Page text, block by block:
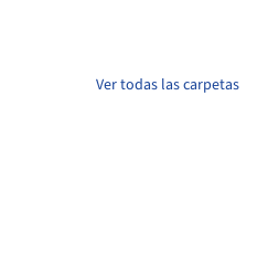
Ver todas las carpetas